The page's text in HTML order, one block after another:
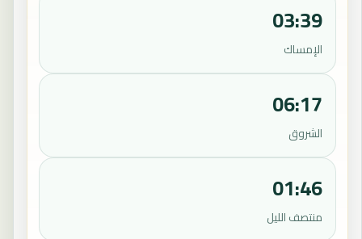
03:39
الإمساك
06:17
الشروق
01:46
منتصف الليل